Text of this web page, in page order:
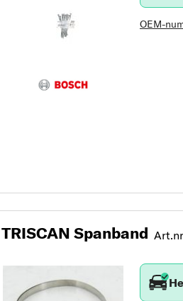
OEM-
TRISCAN Spanband